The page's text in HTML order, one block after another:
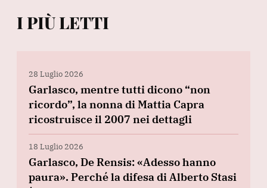
I PIÙ LETTI
28 Luglio 2026
Garlasco, mentre tutti dicono “non
ricordo”, la nonna di Mattia Capra
ricostruisce il 2007 nei dettagli
18 Luglio 2026
Garlasco, De Rensis: «Adesso hanno
paura». Perché la difesa di Alberto Stasi